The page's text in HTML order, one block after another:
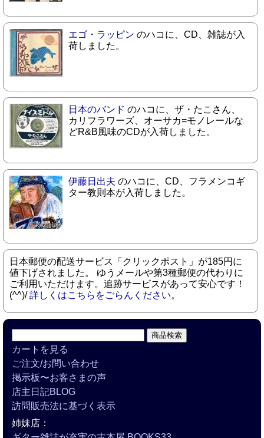
エゴ・ラッピン のハコに、CD、雑誌が入
荷しました。
日本のバンド のハコに、ザ・たこさん、
カリフラワーズ、オーサカ=モノレールな
どR&B風味のCDが入荷しました。
伊藤日出夫 のハコに、CD、フラメンコギ
ター教則本が入荷しました。
日本郵便の配送サービス「クリックポスト」が185円に
値下げされました。 ゆうメールや第3種郵便の代わりに
ご利用いただけます。追跡サービスがあって安心です！
(^^)/詳しくはこちらをごらんください。
カートを見る
ご注文/お問い合わせ
掲示板〜お客さまの声
店主日記BLOG
訪問販売法に基づく表示
姉妹店：